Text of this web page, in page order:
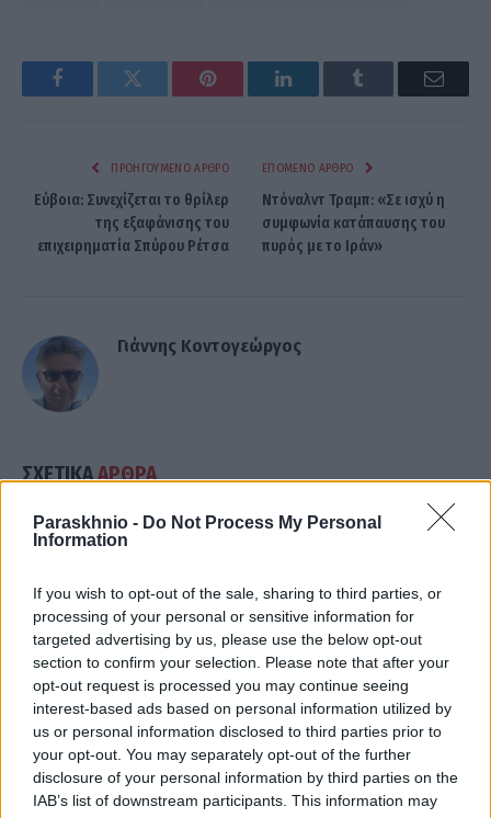
Paraskhnio - Do Not Process My Personal
Information
If you wish to opt-out of the sale, sharing to third parties, or
processing of your personal or sensitive information for
targeted advertising by us, please use the below opt-out
section to confirm your selection. Please note that after your
opt-out request is processed you may continue seeing
interest-based ads based on personal information utilized by
us or personal information disclosed to third parties prior to
your opt-out. You may separately opt-out of the further
disclosure of your personal information by third parties on the
IAB’s list of downstream participants. This information may
FacebookTwitter Pinterest LinkedInTumblr Email
ΠΡΟΗΓΟΎΜΕΝΟ ΆΡΘΡΟ
Εύβοια: Συνεχίζεται το θρίλερ
της εξαφάνισης του
επιχειρηματία Σπύρου Ρέτσα
ΕΠΌΜΕΝΟ ΆΡΘΡΟ
Ντόναλντ Τραμπ: «Σε ισχύ η
συμφωνία κατάπαυσης του
πυρός με το Ιράν»
Γιάννης Κοντογεώργος
ΣΧΕΤΙΚΑΑΡΘΡΑ